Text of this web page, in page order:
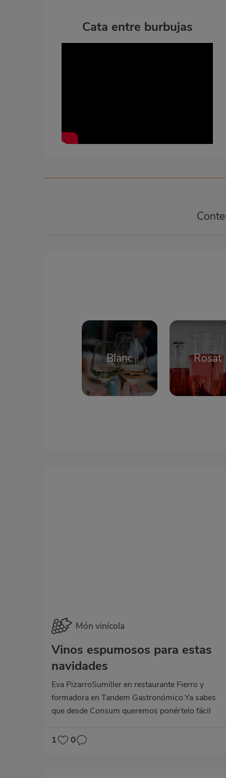
Cata entre burbujas
Blanc Rosat
Món vinícola
Vinos espumosos para estas
navidades
Eva PizarroSumiller en restaurante Fierro y
formadora en Tandem Gastronómico.Ya sabes
que desde Consum queremos ponértelo fácil
fiestas son para brindar, y qué mejor que
1 0